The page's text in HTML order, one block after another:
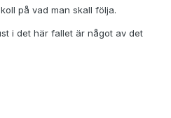
på vad man skall följa.
i det här fallet är något av det